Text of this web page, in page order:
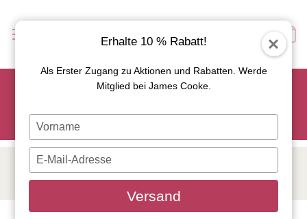
Hol dir jetzt dein Lieblings-Tapas-Set mit 15 % Rabatt und
Achtung: Die Aktion gilt nur für ausgewählte Artikel mit dem
RÜCKKEHR
Erhalte 10 % Rabatt!
Als Erster Zugang zu Aktionen und Rabatten. Werde
Mitglied bei James Cooke.
Typ
je
naam
Typ
je
e-
in
Versand